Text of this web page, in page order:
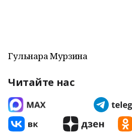
Гульнара Мурзина
Читайте нас